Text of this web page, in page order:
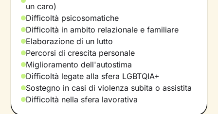
un caro)
Difficoltà psicosomatiche
Difficoltà in ambito relazionale e familiare
Elaborazione di un lutto
Percorsi di crescita personale
Miglioramento dell'autostima
Difficoltà legate alla sfera LGBTQIA+
Sostegno in casi di violenza subita o assistita
Difficoltà nella sfera lavorativa